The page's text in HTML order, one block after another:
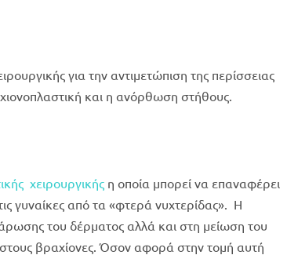
για την αντιμετώπιση της περίσσειας
και η ανόρθωση στήθους.
χειρουργικής η οποία μπορεί να επαναφέρει
γυναίκες από τα «φτερά νυχτερίδας». Η
του δέρματος αλλά και στη μείωση του
βραχίονες. Όσον αφορά στην τομή αυτή